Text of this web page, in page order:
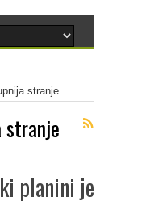
stranje
stranje
planini je